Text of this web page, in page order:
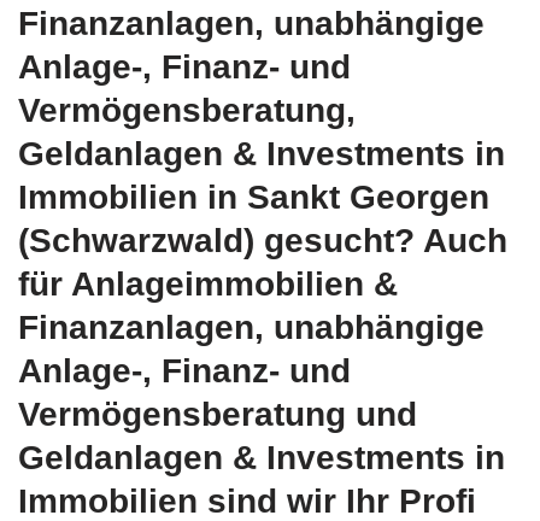
Finanzanlagen, unabhängige
Anlage-, Finanz- und
Vermögensberatung,
Geldanlagen & Investments in
Immobilien in Sankt Georgen
(Schwarzwald) gesucht? Auch
für Anlageimmobilien &
Finanzanlagen, unabhängige
Anlage-, Finanz- und
Vermögensberatung und
Geldanlagen & Investments in
Immobilien sind wir Ihr Profi